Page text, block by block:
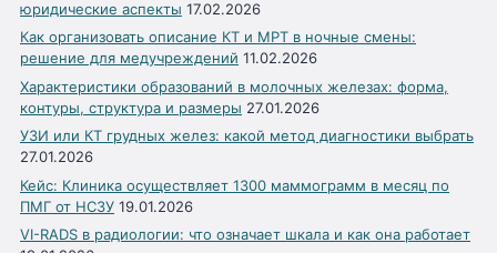
юридические аспекты 17.02.2026
Как организовать описание КТ и МРТ в ночные смены:
решение для медучреждений 11.02.2026
Характеристики образований в молочных железах: форма,
контуры, структура и размеры 27.01.2026
УЗИ или КТ грудных желез: какой метод диагностики выбрать
27.01.2026
Кейс: Клиника осуществляет 1300 маммограмм в месяц по
ПМГ от НСЗУ 19.01.2026
VI-RADS в радиологии: что означает шкала и как она работает